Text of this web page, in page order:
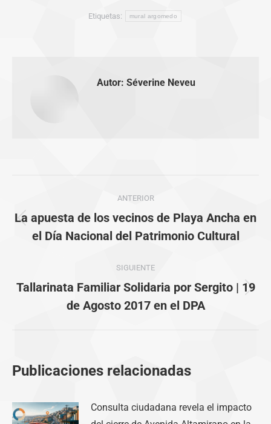
Etiquetas: mural argomedo
Autor: Séverine Neveu
entre
publicaciones
ANTERIOR
Publicación
anterior:
La apuesta de los vecinos de Playa Ancha en
el Día Nacional del Patrimonio Cultural
SIGUIENTE
Publicación
siguiente:
Tallarinata Familiar Solidaria por Sergito | 19
de Agosto 2017 en el DPA
Publicaciones relacionadas
Consulta ciudadana revela el impacto